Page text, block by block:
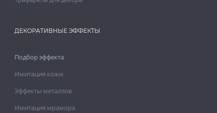
ДЕКОРАТИВНЫЕ ЭФФЕКТЫ
Подбор эффекта
Имитация кожи
Эффекты металлов
Имитация мрамора